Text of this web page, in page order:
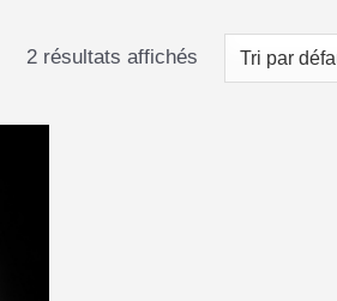
2 résultats affichés